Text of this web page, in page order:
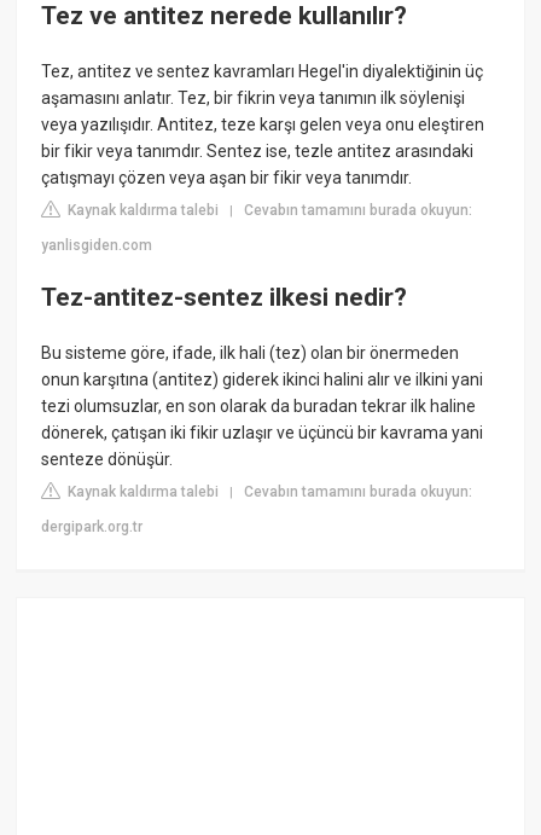
Tez ve antitez nerede kullanılır?
Tez, antitez ve sentez kavramları Hegel'in diyalektiğinin üç
aşamasını anlatır. Tez, bir fikrin veya tanımın ilk söylenişi
veya yazılışıdır. Antitez, teze karşı gelen veya onu eleştiren
bir fikir veya tanımdır. Sentez ise, tezle antitez arasındaki
çatışmayı çözen veya aşan bir fikir veya tanımdır.
Kaynak kaldırma talebi |Cevabın tamamını burada okuyun:
yanlisgiden.com
Tez-antitez-sentez ilkesi nedir?
Bu sisteme göre, ifade, ilk hali (tez) olan bir önermeden
onun karşıtına (antitez) giderek ikinci halini alır ve ilkini yani
tezi olumsuzlar, en son olarak da buradan tekrar ilk haline
dönerek, çatışan iki fikir uzlaşır ve üçüncü bir kavrama yani
senteze dönüşür.
Kaynak kaldırma talebi |Cevabın tamamını burada okuyun:
dergipark.org.tr